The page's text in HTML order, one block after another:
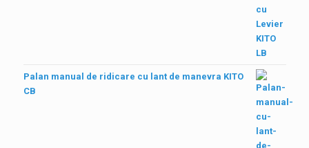
Palan manual de ridicare cu lant de manevra KITO
CB